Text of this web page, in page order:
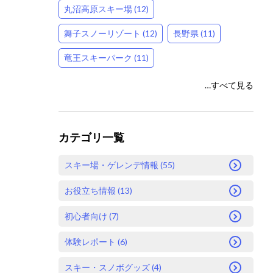
丸沼高原スキー場 (12)
舞子スノーリゾート (12) 長野県 (11)
竜王スキーパーク (11)
…すべて見る
カテゴリ一覧
スキー場・ゲレンデ情報 (55)
お役立ち情報 (13)
初心者向け (7)
体験レポート (6)
スキー・スノボグッズ (4)